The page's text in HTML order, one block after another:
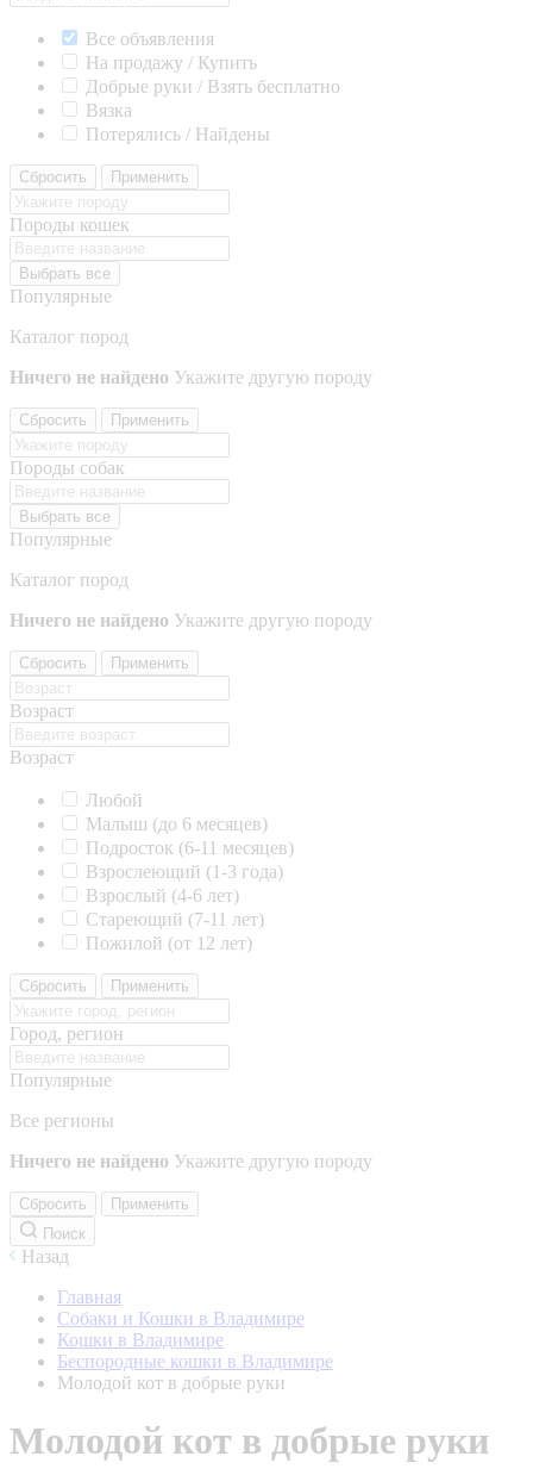
Все объявления
На продажу / Купить
Добрые руки / Взять бесплатно
Вязка
Потерялись / Найдены
Сбросить Применить
Породы кошек
Выбрать все
Популярные
Каталог пород
Ничего не найдено Укажите другую породу
Сбросить Применить
Породы собак
Выбрать все
Популярные
Каталог пород
Ничего не найдено Укажите другую породу
Сбросить Применить
Возраст
Возраст
Любой
Малыш (до 6 месяцев)
Подросток (6-11 месяцев)
Взрослеющий (1-3 года)
Взрослый (4-6 лет)
Стареющий (7-11 лет)
Пожилой (от 12 лет)
Сбросить Применить
Город, регион
Популярные
Все регионы
Ничего не найдено Укажите другую породу
Сбросить
Применить
Поиск
Назад
Главная
Собаки и Кошки в Владимире
Кошки в Владимире
Беспородные кошки в Владимире
Молодой кот в добрые руки
Молодой кот в добрые руки